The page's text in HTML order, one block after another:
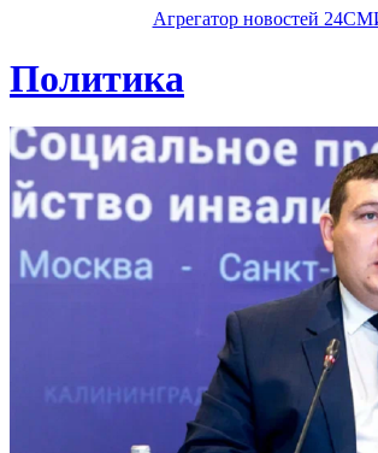
Агрегатор новостей
Политика